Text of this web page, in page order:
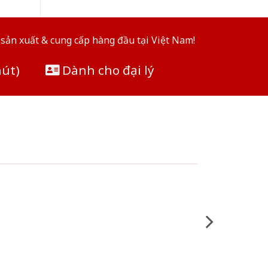
xuất & cung cấp hàng đầu tại Việt Nam!
Dành cho đại lý